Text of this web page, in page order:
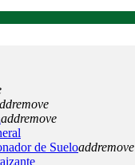
remove
addremove
de Sueloaddremove